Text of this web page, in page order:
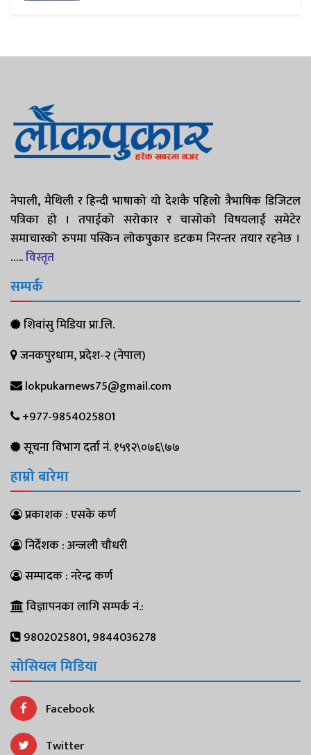
नेपाली, मैथिली र हिन्दी भाषाको यो देशकै पहिलो त्रैभाषिक डिजिटल
पत्रिका हो । तपाईको सरोकार र चासोको विषयलाई समेटेर
समाचारको रुपमा पस्किन लोकपुकार डटकम निरन्तर तयार रहनेछ ।
…..विस्तृत
सम्पर्क
शिवांसु मिडिया प्रा.लि.
जनकपुरधाम, प्रदेश-२ (नेपाल)
lokpukarnews75@gmail.com
+977-9854025801
सूचना विभाग दर्ता नं. १५९२\०७६\७७
हाम्रो बारेमा
प्रकाशक : एसके कर्ण
निर्देशक : अन्जली चौधरी
सम्पादक : नरेन्द्र कर्ण
विज्ञापनका लागि सम्पर्क नं.:
9802025801, 9844036278
सोसियल मिडिया
Facebook
Twitter